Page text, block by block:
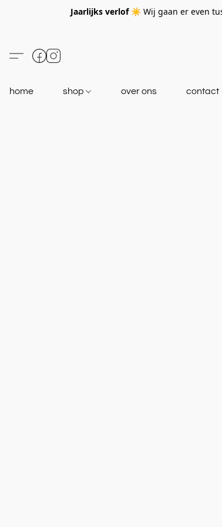
Jaarlijks verlof ☀️ Wij gaan er even
home shop over ons contact